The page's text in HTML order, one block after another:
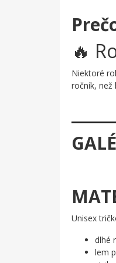
🔥
Niektoré
ročník, než
Štyri
🌟
🎯
💪
🔥
Ročník
Unisex
dlhé
lem